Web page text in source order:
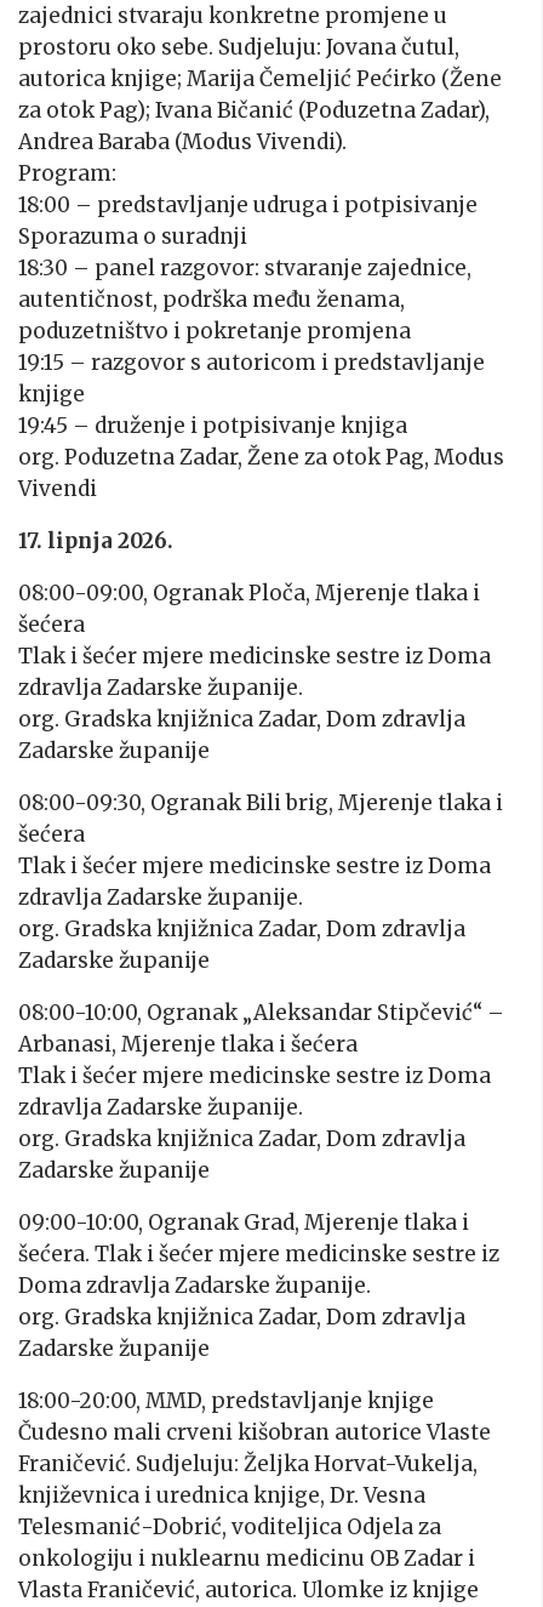
zajednici stvaraju konkretne promjene u
prostoru oko sebe. Sudjeluju: Jovana čutul,
autorica knjige; Marija Čemeljić Pećirko (Žene
za otok Pag); Ivana Bičanić (Poduzetna Zadar),
Andrea Baraba (Modus Vivendi).
Program:
18:00 – predstavljanje udruga i potpisivanje
Sporazuma o suradnji
18:30 – panel razgovor: stvaranje zajednice,
autentičnost, podrška među ženama,
poduzetništvo i pokretanje promjena
19:15 – razgovor s autoricom i predstavljanje
knjige
19:45 – druženje i potpisivanje knjiga
org. Poduzetna Zadar, Žene za otok Pag, Modus
Vivendi
17. lipnja 2026.
08:00-09:00, Ogranak Ploča, Mjerenje tlaka i
šećera
Tlak i šećer mjere medicinske sestre iz Doma
zdravlja Zadarske županije.
org. Gradska knjižnica Zadar, Dom zdravlja
Zadarske županije
08:00-09:30, Ogranak Bili brig, Mjerenje tlaka i
šećera
Tlak i šećer mjere medicinske sestre iz Doma
zdravlja Zadarske županije.
org. Gradska knjižnica Zadar, Dom zdravlja
Zadarske županije
08:00-10:00, Ogranak „Aleksandar Stipčević“ –
Arbanasi, Mjerenje tlaka i šećera
Tlak i šećer mjere medicinske sestre iz Doma
zdravlja Zadarske županije.
org. Gradska knjižnica Zadar, Dom zdravlja
Zadarske županije
09:00-10:00, Ogranak Grad, Mjerenje tlaka i
šećera. Tlak i šećer mjere medicinske sestre iz
Doma zdravlja Zadarske županije.
org. Gradska knjižnica Zadar, Dom zdravlja
Zadarske županije
18:00-20:00, MMD, predstavljanje knjige
Čudesno mali crveni kišobran autorice Vlaste
Franičević. Sudjeluju: Željka Horvat-Vukelja,
književnica i urednica knjige, Dr. Vesna
Telesmanić-Dobrić, voditeljica Odjela za
onkologiju i nuklearnu medicinu OB Zadar i
Vlasta Franičević, autorica. Ulomke iz knjige